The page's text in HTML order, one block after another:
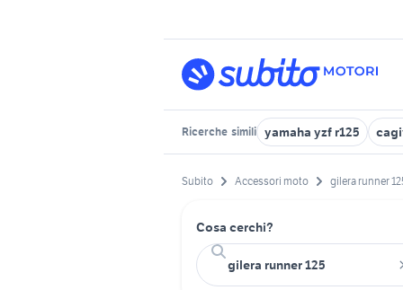
Ricerche simili yamaha yzf r125
Subito Accessori moto gilera runner
Cosa cerchi?